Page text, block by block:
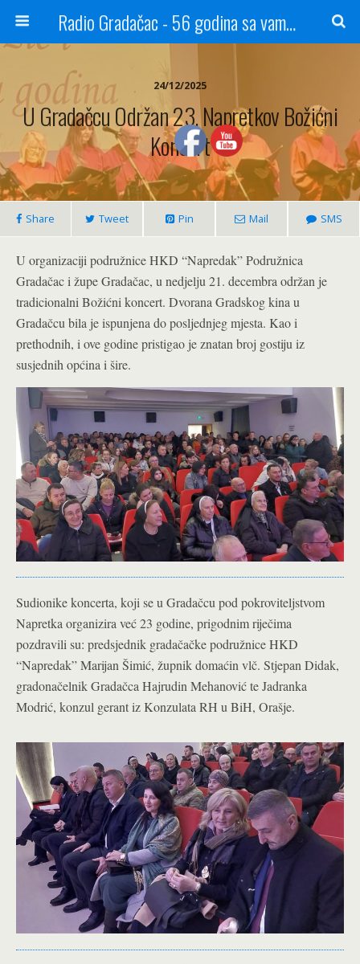
Radio Gradačac - 56 godina sa vama...
24/12/2025
U Gradačcu Održan 23. Napretkov Božićni
Koncert
Share Tweet Pin Mail SMS
U organizaciji podružnice HKD “Napredak” Podružnica
Gradačac i župe Gradačac, u nedjelju 21. decembra održan je
tradicionalni Božićni koncert. Dvorana Gradskog kina u
Gradačcu bila je ispunjena do posljednjeg mjesta. Kao i
prethodnih, i ove godine pristigao je znatan broj gostiju iz
susjednih općina i šire.
Sudionike koncerta, koji se u Gradačcu pod pokroviteljstvom
Napretka organizira već 23 godine, prigodnim riječima
pozdravili su: predsjednik gradačačke podružnice HKD
“Napredak” Marijan Šimić, župnik domaćin vlč. Stjepan Didak,
gradonačelnik Gradačca Hajrudin Mehanović te Jadranka
Modrić, konzul gerant iz Konzulata RH u BiH, Orašje.